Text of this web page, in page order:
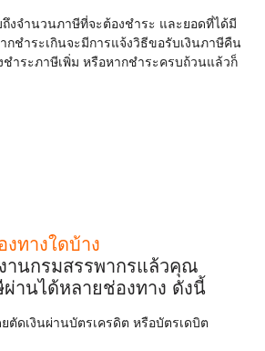
งจำนวนภาษีที่จะต้องชำระ และยอดที่ได้มี
กชำระเกินจะมีการแจ้งวิธีขอรับเงินภาษีคืน
ำระภาษีเพิ่ม หรือหากชำระครบถ้วนแล้วก็
ทางใดบ้าง
านกรมสรรพากรแล้วคุณ
านได้หลายช่องทาง ดังนี้
ตัดเงินผ่านบัตรเครดิต หรือบัตรเดบิต